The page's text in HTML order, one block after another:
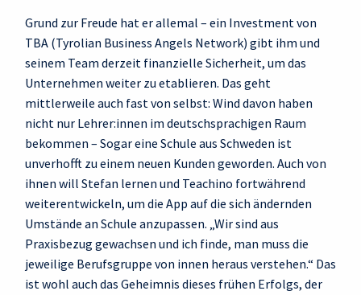
Grund zur Freude hat er allemal – ein Investment von
TBA (Tyrolian Business Angels Network) gibt ihm und
seinem Team derzeit finanzielle Sicherheit, um das
Unternehmen weiter zu etablieren. Das geht
mittlerweile auch fast von selbst: Wind davon haben
nicht nur Lehrer:innen im deutschsprachigen Raum
bekommen – Sogar eine Schule aus Schweden ist
unverhofft zu einem neuen Kunden geworden. Auch von
ihnen will Stefan lernen und Teachino fortwährend
weiterentwickeln, um die App auf die sich ändernden
Umstände an Schule anzupassen. „Wir sind aus
Praxisbezug gewachsen und ich finde, man muss die
jeweilige Berufsgruppe von innen heraus verstehen.“ Das
ist wohl auch das Geheimnis dieses frühen Erfolgs, der